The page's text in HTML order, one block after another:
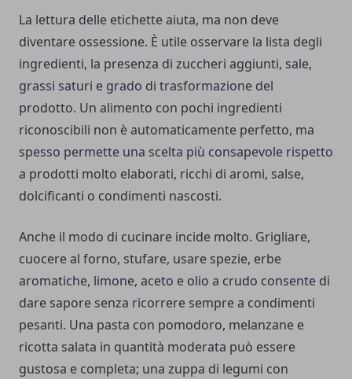
La lettura delle etichette aiuta, ma non deve
diventare ossessione. È utile osservare la lista degli
ingredienti, la presenza di zuccheri aggiunti, sale,
grassi saturi e grado di trasformazione del
prodotto. Un alimento con pochi ingredienti
riconoscibili non è automaticamente perfetto, ma
spesso permette una scelta più consapevole rispetto
a prodotti molto elaborati, ricchi di aromi, salse,
dolcificanti o condimenti nascosti.
Anche il modo di cucinare incide molto. Grigliare,
cuocere al forno, stufare, usare spezie, erbe
aromatiche, limone, aceto e olio a crudo consente di
dare sapore senza ricorrere sempre a condimenti
pesanti. Una pasta con pomodoro, melanzane e
ricotta salata in quantità moderata può essere
gustosa e completa; una zuppa di legumi con